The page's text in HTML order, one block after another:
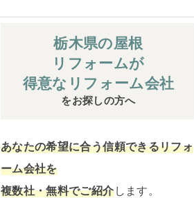
栃木県の屋根
リフォームが
得意なリフォーム会社
をお探しの方へ
あなたの希望に合う信頼できるリフォ
ーム会社を
複数社・無料でご紹介します。